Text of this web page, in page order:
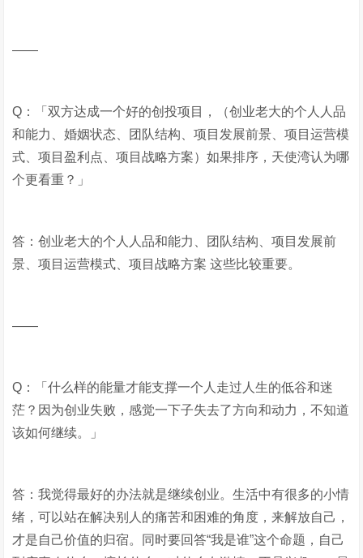
——
Q：「双方达成一个好的创投项目，（创业老大的个人人品
和能力、婚姻状态、团队结构、项目发展前景、项目运营模
式、项目盈利点、项目战略方案）如果排序，天使湾认为哪
个更看重？」
答：创业老大的个人人品和能力、团队结构、项目发展前
景、项目运营模式、项目战略方案 这些比较重要。
——
Q：「什么样的能量才能支撑一个人走过人生的低谷和迷
茫？因为创业失败，感觉一下子失去了方向和动力，不知道
该如何继续。」
答：我觉得最好的办法就是继续创业。生活中有很多的小情
绪，可以站在解决别人的痛苦和困难的角度，来解放自己，
才是自己价值的归宿。同时要回答“我是谁”这个命题，自己